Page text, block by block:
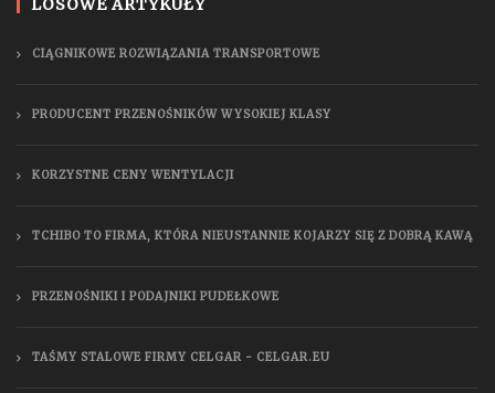
LOSOWE ARTYKUŁY
CIĄGNIKOWE ROZWIĄZANIA TRANSPORTOWE
PRODUCENT PRZENOŚNIKÓW WYSOKIEJ KLASY
KORZYSTNE CENY WENTYLACJI
TCHIBO TO FIRMA, KTÓRA NIEUSTANNIE KOJARZY SIĘ Z DOBRĄ KAWĄ
PRZENOŚNIKI I PODAJNIKI PUDEŁKOWE
TAŚMY STALOWE FIRMY CELGAR - CELGAR.EU